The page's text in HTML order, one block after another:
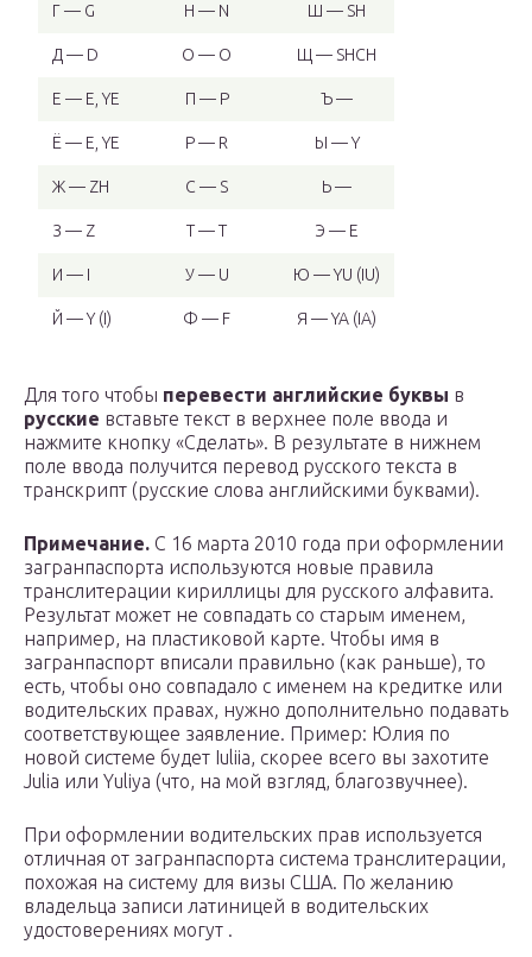
Г — G Н — N Ш — SH
Д — D О — O Щ — SHCH
Е — E, YE П — P Ъ —
Ё — E, YE Р — R Ы — Y
Ж — ZH С — S Ь —
З — Z Т — T Э — E
И — I У — U Ю — YU (IU)
Й — Y (I) Ф — F Я — YA (IA)
Для того чтобы перевести английские буквы в
русские вставьте текст в верхнее поле ввода и
нажмите кнопку «Сделать». В результате в нижнем
поле ввода получится перевод русского текста в
транскрипт (русские слова английскими буквами).
Примечание. С 16 марта 2010 года при оформлении
загранпаспорта используются новые правила
транслитерации кириллицы для русского алфавита.
Результат может не совпадать со старым именем,
например, на пластиковой карте. Чтобы имя в
загранпаспорт вписали правильно (как раньше), то
есть, чтобы оно совпадало с именем на кредитке или
водительских правах, нужно дополнительно подавать
соответствующее заявление. Пример: Юлия по
новой системе будет Iuliia, скорее всего вы захотите
Julia или Yuliya (что, на мой взгляд, благозвучнее).
При оформлении водительских прав используется
отличная от загранпаспорта система транслитерации,
похожая на систему для визы США. По желанию
владельца записи латиницей в водительских
удостоверениях могут .